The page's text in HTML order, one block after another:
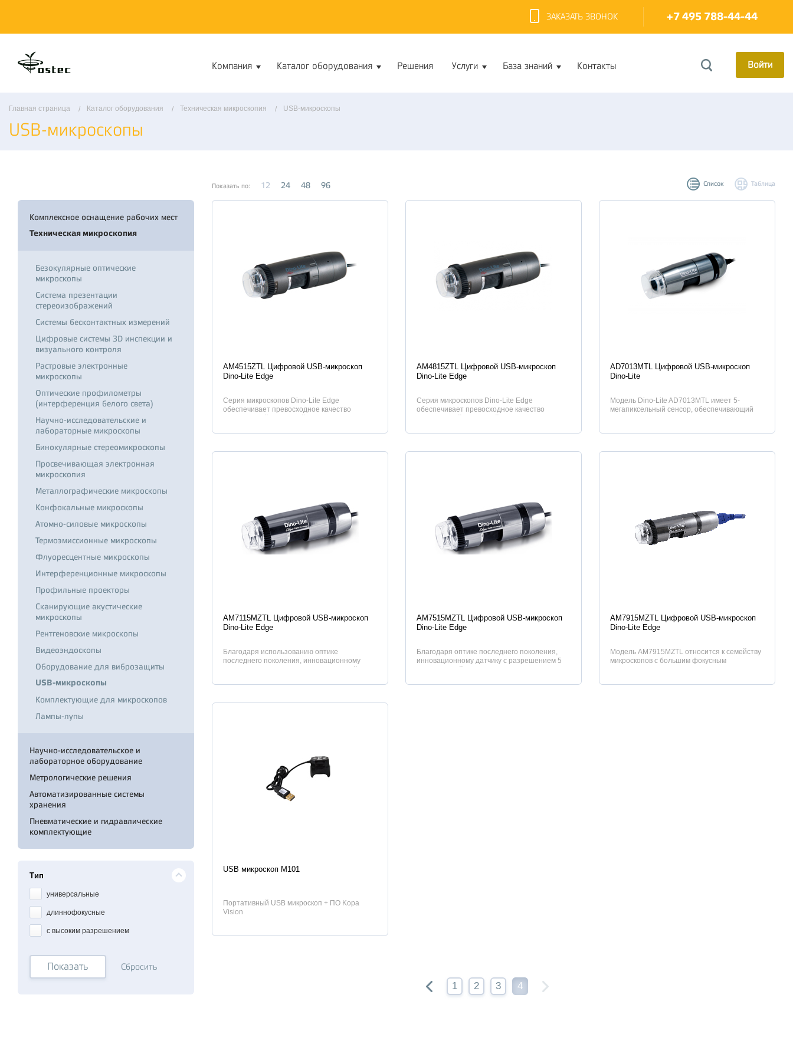
ЗАКАЗАТЬ ЗВОНОК +7 495 788-44-44
Компания Каталог оборудования Решения Услуги База знаний Контакты Войти
Главная страница Каталог оборудования Техническая микроскопия USB-микроскопы
USB-микроскопы
Показать по: 12 24 48 96 Список Таблица
AM4515ZTL Цифровой USB-микроскоп
Dino-Lite Edge
Серия микроскопов Dino-Lite Edge
обеспечивает превосходное качество
AM4815ZTL Цифровой USB-микроскоп
Dino-Lite Edge
Серия микроскопов Dino-Lite Edge
обеспечивает превосходное качество
AD7013MTL Цифровой USB-микроскоп
Dino-Lite
Модель Dino-Lite AD7013MTL имеет 5-
мегапиксельный сенсор, обеспечивающий
AM7115MZTL Цифровой USB-микроскоп
Dino-Lite Edge
Благодаря использованию оптике
последнего поколения, инновационному
AM7515MZTL Цифровой USB-микроскоп
Dino-Lite Edge
Благодаря оптике последнего поколения,
инновационному датчику с разрешением 5
AM7915MZTL Цифровой USB-микроскоп
Dino-Lite Edge
Модель AM7915MZTL относится к семейству
микроскопов с большим фокусным
USB микроскоп M101
Портативный USB микроскоп + ПО Kopa
Vision
1 2 3 4
Комплексное оснащение рабочих мест
Техническая микроскопия
Безокулярные оптические
микроскопы
Система презентации
стереоизображений
Системы бесконтактных измерений
Цифровые системы 3D инспекции и
визуального контроля
Растровые электронные
микроскопы
Оптические профилометры
(интерференция белого света)
Научно-исследовательские и
лабораторные микроскопы
Бинокулярные стереомикроскопы
Просвечивающая электронная
микроскопия
Металлографические микроскопы
Конфокальные микроскопы
Атомно-силовые микроскопы
Термоэмиссионные микроскопы
Флуоресцентные микроскопы
Интерференционные микроскопы
Профильные проекторы
Сканирующие акустические
микроскопы
Рентгеновские микроскопы
Видеоэндоскопы
Оборудование для виброзащиты
USB-микроскопы
Комплектующие для микроскопов
Лампы-лупы
Научно-исследовательское и
лабораторное оборудование
Метрологические решения
Автоматизированные системы
хранения
Пневматические и гидравлические
комплектующие
Тип
универсальные
длиннофокусные
с высоким разрешением
Показать Сбросить